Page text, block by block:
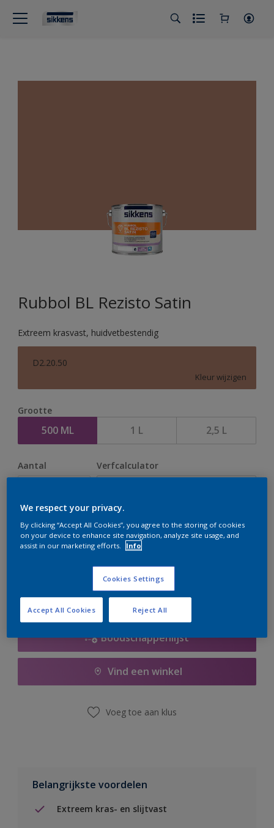
Rubbol BL Rezisto Satin
Extreem krasvast, huidvetbestendig
D2.20.50
Kleur wijzigen
Grootte
500 ML 1 L 2,5 L
Aantal Verfcalculator
Op dit moment is het niet mogelijk dit product online
te bestellen. Houd de website in de gaten, we werken
Boodschappenlijst
Vind een winkel
Voeg toe aan klus
Belangrijkste voordelen
Extreem kras- en slijtvast
We respect your privacy.
By clicking “Accept All Cookies”, you agree to the storing of cookies
on your device to enhance site navigation, analyze site usage, and
assist in our marketing efforts.
Info
Cookies Settings
Reject All
Accept All Cookies